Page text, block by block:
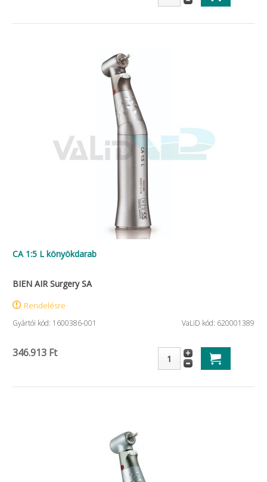
CA 1:5 L könyökdarab
BIEN AIR Surgery SA
Rendelésre
Gyártói kód: 1600386-001 VaLiD kód: 620001389
346.913 Ft